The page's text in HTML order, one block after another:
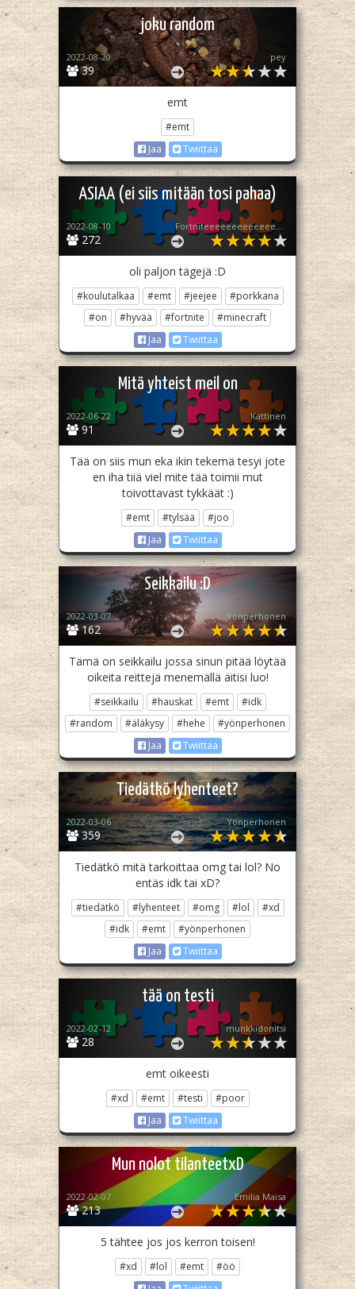
joku random
39
2022-08-20 pey
emt
#emt
Jaa
Twiittaa
ASIAA (ei siis mitään tosi pahaa)
272
2022-08-10 Fortniteeeeeeeeeeeeeeeeeeeee (Tulin takas!!!)
oli paljon tägejä :D
#koulutalkaa #emt #jeejee
#porkkana
#on
#hyvää #fortnite
#minecraft
Jaa
Twiittaa
Mitä yhteist meil on
91
2022-06-22 Kattinen
Tää on siis mun eka ikin tekemä tesyi jote
en iha tiiä viel mite tää toimii mut
toivottavast tykkäät :)
#emt #tylsää
#joo
Jaa
Twiittaa
Seikkailu :D
162
2022-03-07 Yönperhonen
Tämä on seikkailu jossa sinun pitää löytää
oikeita reittejä menemällä äitisi luo!
#seikkailu #hauskat #emt
#idk
#random
#äläkysy #hehe
#yönperhonen
Jaa
Twiittaa
Tiedätkö lyhenteet?
359
2022-03-06 Yönperhonen
Tiedätkö mitä tarkoittaa omg tai lol? No
entäs idk tai xD?
#tiedätkö #lyhenteet #omg #lol
#xd
#idk
#emt
#yönperhonen
Jaa
Twiittaa
tää on testi
28
2022-02-12 munkkidonitsi
emt oikeesti
#xd #emt #testi
#poor
Jaa
Twiittaa
Mun nolot tilanteetxD
213
2022-02-07 Emilia Maisa
5 tähtee jos jos kerron toisen!
#xd #lol #emt
#öö